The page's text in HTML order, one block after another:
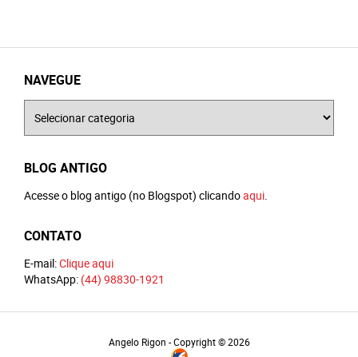
NAVEGUE
BLOG ANTIGO
Acesse o blog antigo (no Blogspot) clicandoaqui
CONTATO
E-mail:Clique aqui
WhatsApp: (44) 98830-1921
Angelo Rigon - Copyright © 2026